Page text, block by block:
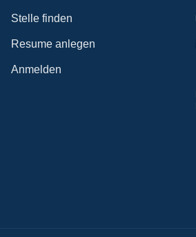
Stelle finden
Resume anlegen
Anmelden